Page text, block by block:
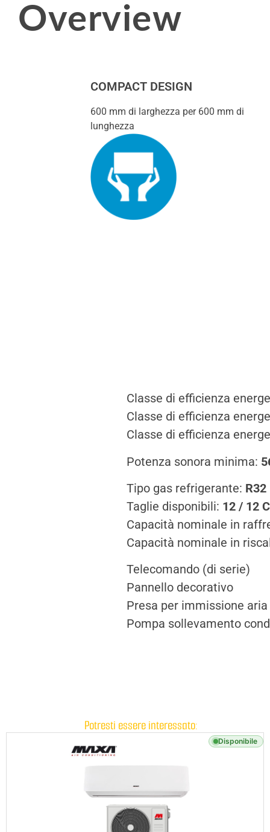
Overview
COMPACT DESIGN
600 mm di larghezza per 600 mm di
lunghezza
Classe di efficienza
Classe di efficienza
Classe di efficienza
Potenza sonora minima:
Tipo gas refrigerante: R32
Taglie disponibili: 12 / 12
Capacità nominale in
Capacità nominale in
Telecomando (di serie)
Pannello decorativo
Presa per immissione
Pompa sollevamento
Potresti essere interessato:
Disponibile